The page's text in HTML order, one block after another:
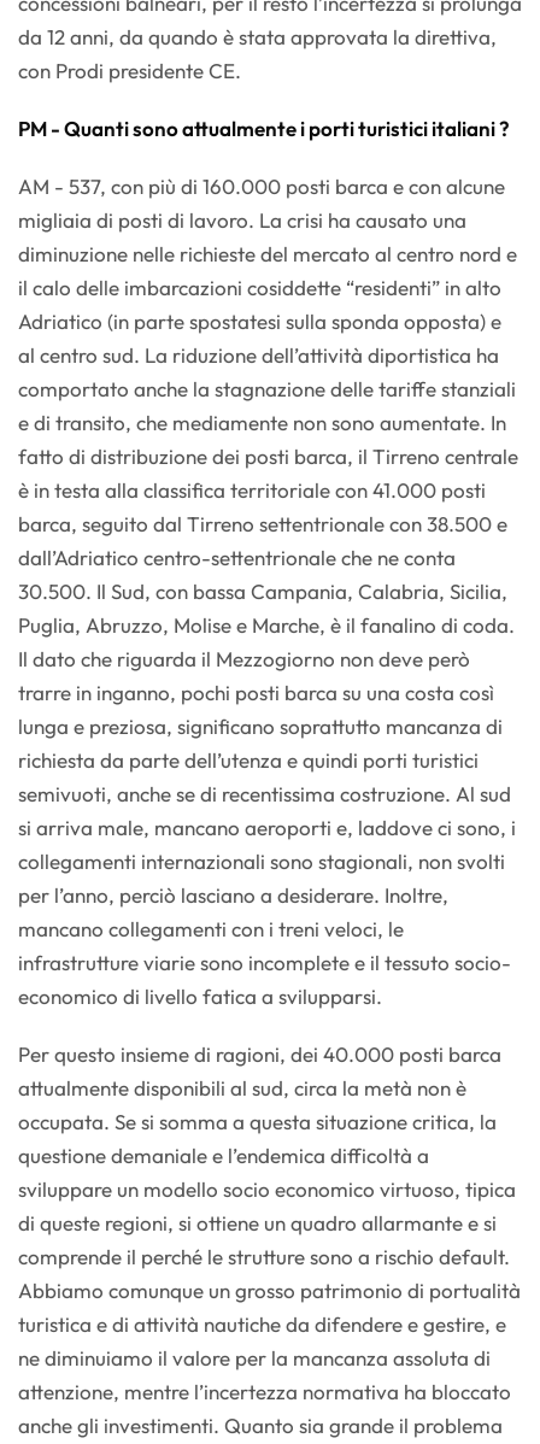
da 12 anni, da quando è stata approvata la direttiva,
con Prodi presidente CE.
PM - Quanti sono attualmente i porti turistici italiani ?
AM - 537, con più di 160.000 posti barca e con alcune
migliaia di posti di lavoro. La crisi ha causato una
diminuzione nelle richieste del mercato al centro nord e
il calo delle imbarcazioni cosiddette “residenti” in alto
Adriatico (in parte spostatesi sulla sponda opposta) e
al centro sud. La riduzione dell’attività diportistica ha
comportato anche la stagnazione delle tariffe stanziali
e di transito, che mediamente non sono aumentate. In
fatto di distribuzione dei posti barca, il Tirreno centrale
è in testa alla classifica territoriale con 41.000 posti
barca, seguito dal Tirreno settentrionale con 38.500 e
dall’Adriatico centro-settentrionale che ne conta
30.500. Il Sud, con bassa Campania, Calabria, Sicilia,
Puglia, Abruzzo, Molise e Marche, è il fanalino di coda.
Il dato che riguarda il Mezzogiorno non deve però
trarre in inganno, pochi posti barca su una costa così
lunga e preziosa, significano soprattutto mancanza di
richiesta da parte dell’utenza e quindi porti turistici
semivuoti, anche se di recentissima costruzione. Al sud
si arriva male, mancano aeroporti e, laddove ci sono, i
collegamenti internazionali sono stagionali, non svolti
per l’anno, perciò lasciano a desiderare. Inoltre,
mancano collegamenti con i treni veloci, le
infrastrutture viarie sono incomplete e il tessuto socio-
economico di livello fatica a svilupparsi.
Per questo insieme di ragioni, dei 40.000 posti barca
attualmente disponibili al sud, circa la metà non è
occupata. Se si somma a questa situazione critica, la
questione demaniale e l’endemica difficoltà a
sviluppare un modello socio economico virtuoso, tipica
di queste regioni, si ottiene un quadro allarmante e si
comprende il perché le strutture sono a rischio default.
Abbiamo comunque un grosso patrimonio di portualità
turistica e di attività nautiche da difendere e gestire, e
ne diminuiamo il valore per la mancanza assoluta di
attenzione, mentre l’incertezza normativa ha bloccato
anche gli investimenti. Quanto sia grande il problema